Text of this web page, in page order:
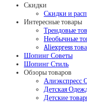
Скидки
Скидки и
Интересные товары
Трендовые
Необычные
Aliexpress
Шопинг Советы
Шопинг Стиль
Обзоры товаров
Алиэкспресс
Детская
Детские